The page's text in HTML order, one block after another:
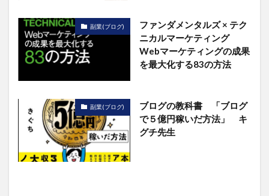
副業(ブログ)
ファンダメンタルズ × テク
ニカルマーケティング
Webマーケティングの成果
を最大化する83の方法
副業(ブログ)
ブログの教科書 「ブログ
で５億円稼いだ方法」 キ
グチ先生